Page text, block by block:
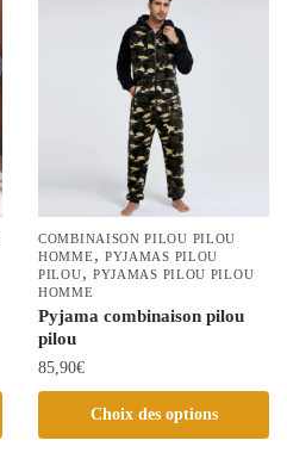
la
page
du
produit
COMBINAISON PILOU PILOU
HOMME, PYJAMAS PILOU
PILOU, PYJAMAS PILOU PILOU
HOMME
Pyjama combinaison pilou
pilou
85,90€
Choix des options
produit